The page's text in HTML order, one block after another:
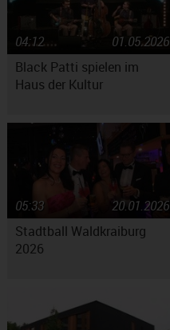
Black Patti spielen im
Haus der Kultur
01.05.2026
04:12
Stadtball Waldkraiburg
2026
20.01.2026
05:33